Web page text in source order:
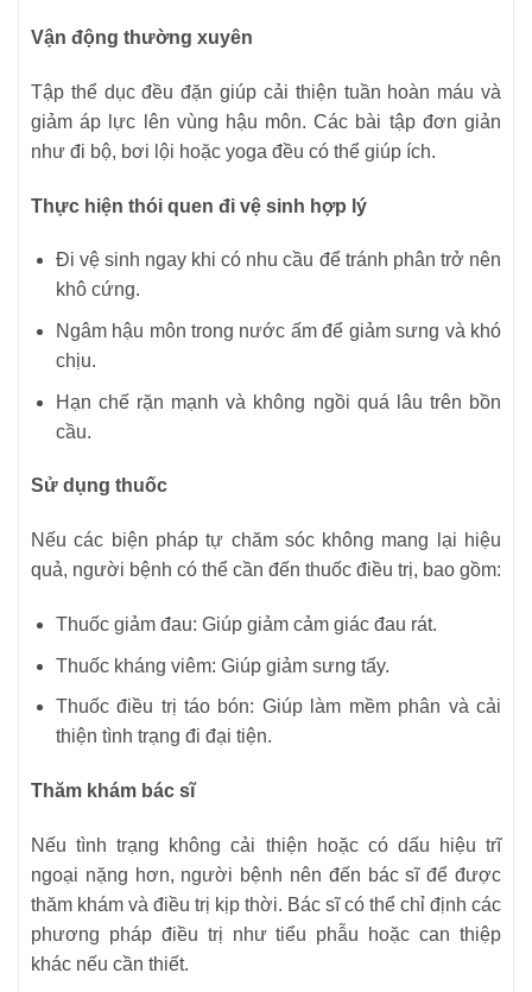
Vận động thường xuyên
Tập thể dục đều đặn giúp cải thiện tuần hoàn máu và
giảm áp lực lên vùng hậu môn. Các bài tập đơn giản
như đi bộ, bơi lội hoặc yoga đều có thể giúp ích.
Thực hiện thói quen đi vệ sinh hợp lý
Đi vệ sinh ngay khi có nhu cầu để tránh phân trở nên
khô cứng.
Ngâm hậu môn trong nước ấm để giảm sưng và khó
chịu.
Hạn chế rặn mạnh và không ngồi quá lâu trên bồn
cầu.
Sử dụng thuốc
Nếu các biện pháp tự chăm sóc không mang lại hiệu
quả, người bệnh có thể cần đến thuốc điều trị, bao gồm:
Thuốc giảm đau: Giúp giảm cảm giác đau rát.
Thuốc kháng viêm: Giúp giảm sưng tấy.
Thuốc điều trị táo bón: Giúp làm mềm phân và cải
thiện tình trạng đi đại tiện.
Thăm khám bác sĩ
Nếu tình trạng không cải thiện hoặc có dấu hiệu trĩ
ngoại nặng hơn, người bệnh nên đến bác sĩ để được
thăm khám và điều trị kịp thời. Bác sĩ có thể chỉ định các
phương pháp điều trị như tiểu phẫu hoặc can thiệp
khác nếu cần thiết.